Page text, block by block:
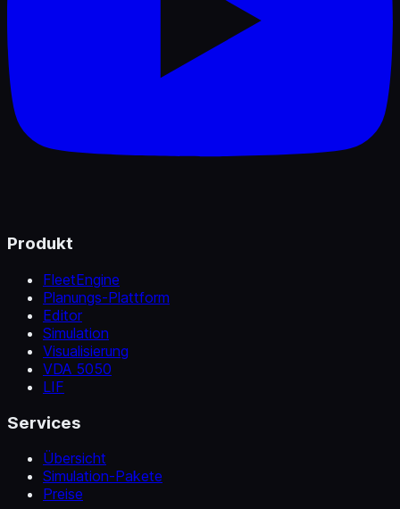
Produkt
FleetEngine
Planungs-Plattform
Editor
Simulation
Visualisierung
VDA 5050
LIF
Services
Übersicht
Simulation-Pakete
Preise